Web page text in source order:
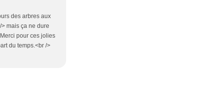
des arbres aux
mais ça ne dure
pour ces jolies
du temps.<br />